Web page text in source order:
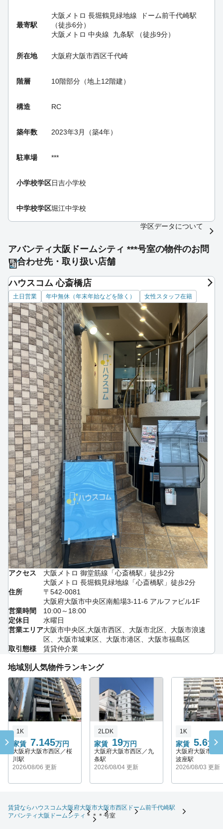
最寄駅
大阪メトロ 長堀鶴見緑地線
ドーム前千代崎駅
（徒歩6分）
大阪メトロ 中央線
九条駅 （徒歩9分）
所在地 大阪府大阪市西区千代崎
階層 10階部分（地上12階建）
構造 RC
築年数 2023年3月（築4年）
駐車場 ***
小学校学区日吉小学校
中学校学区堀江中学校
学区データについて
アバンティ大阪ドームシティ ***号室の物件のお問
い合わせ先・取り扱い店舗
ハウスコム 心斎橋店
土日営業 年中無休（年末年始などを除く） 女性スタッフ在籍
アクセス
大阪メトロ 御堂筋線「心斎橋駅」徒歩2分
大阪メトロ 長堀鶴見緑地線「心斎橋駅」徒歩2分
住所
〒542-0081
大阪府大阪市中央区南船場3-11-6 アルファビル1F
営業時間
10:00～18:00
定休日
水曜日
営業エリア大阪市中央区,大阪市西区、大阪市北区、大阪市浪速
区、大阪市城東区、大阪市港区、大阪市福島区
取引態様
賃貸仲介業
地域別人気物件ランキング
家賃 7.145万円
1K
大阪府大阪市西区／桜
川駅
2026/08/06 更新
家賃 19万円
2LDK
大阪府大阪市西区／九
条駅
2026/08/04 更新
家賃 5.6万円
1K
大阪府大阪市西
波座駅
2026/08/03 更新
賃貸ならハウスコム大阪府大阪市大阪市西区 ドーム前千代崎駅
アバンティ大阪ドームシティ ＊＊＊号室